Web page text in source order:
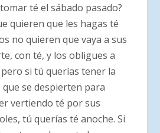
té el sábado pasado?
quieren que les hagas té
no quieren que vaya a sus
con té, y los obligues a
si tú querías tener la
que se despierten para
vertiendo té por sus
tú querías té anoche. Si